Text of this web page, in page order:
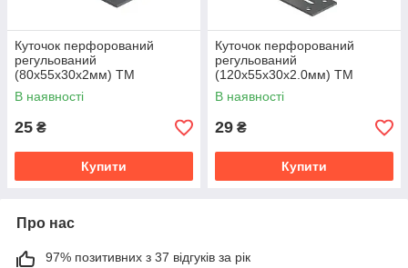
Куточок перфорований
регульований
(80x55x30x2мм) ТМ
"KOLCHUGA" (Кольчуга)
(40312091)
В наявності
25 ₴
Купити
Куточок перфорований
регульований
(120x55x30x2.0мм) ТМ
"KOLCHUGA" (Кольчуга)
(40312092)
В наявності
29 ₴
Купити
Про нас
97% позитивних з 37 відгуків за рік